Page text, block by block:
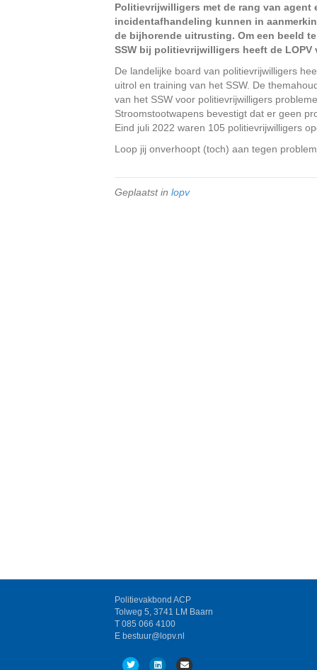
Politievrijwilligers met de rang van agent
incidentafhandeling kunnen in
de bijhorende uitrusting. Om een beeld
SSW bij politievrijwilligers heeft de
De landelijke board van politievrijwilligers
uitrol en training van het SSW. De
van het SSW voor politievrijwilligers
Stroomstootwapens bevestigt dat er geen
Eind juli 2022 waren 105 politievrijwilligers
Loop jij onverhoopt (toch) aan tegen
Geplaatst in lopv
Politievakbond ACP
Tolweg 5, 3741 LM Baarn
T 085 066 4100
E bestuur@lopv.nl
T L E